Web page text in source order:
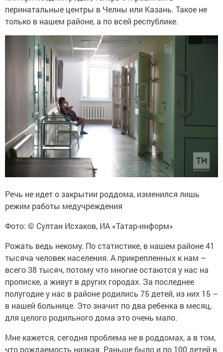
перинатальные центры в Челны или Казань. Такое не
только в нашем районе, а по всей республике.
Речь не идет о закрытии роддома, изменился лишь
режим работы медучреждения
Фото: © Султан Исхаков, ИА «Татар-информ»
Рожать ведь некому. По статистике, в нашем районе 41
тысяча человек населения. А прикрепленных к нам –
всего 38 тысяч, потому что многие остаются у нас на
прописке, а живут в других городах. За последнее
полугодие у нас в районе родились 75 детей, из них 15 –
в нашей больнице. Это значит по два ребенка в месяц,
для целого родильного дома это очень мало.
Мне кажется, сегодня проблема не в роддомах, а в том,
что рождаемость низкая. Раньше было и по 100 детей в